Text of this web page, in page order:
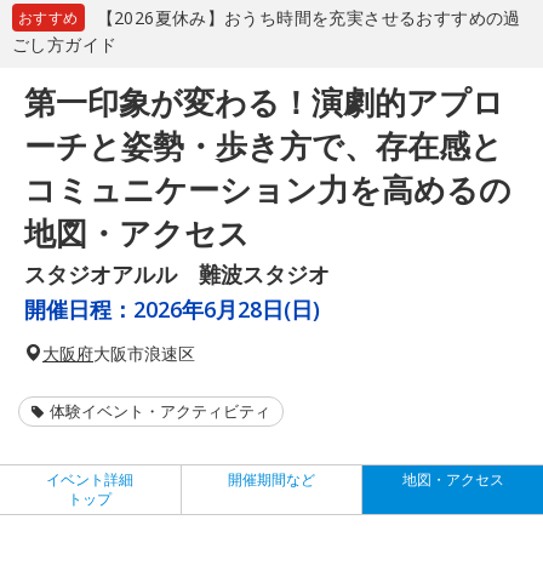
おすすめ
【2026夏休み】おうち時間を充実させるおすすめの過
ごし方ガイド
第一印象が変わる！演劇的アプロ
ーチと姿勢・歩き方で、存在感と
コミュニケーション力を高めるの
地図・アクセス
スタジオアルル 難波スタジオ
開催日程： 2026年6月28日(日)
大阪府大阪市浪速区
体験イベント・アクティビティ
イベント詳細
トップ
開催期間など 地図・アクセス